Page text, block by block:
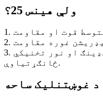
ولې هینس 25؟
3. د قناعت وړ جوړښت، ویلډینګ او نور تخنیکي
ځانګړتیاوې.